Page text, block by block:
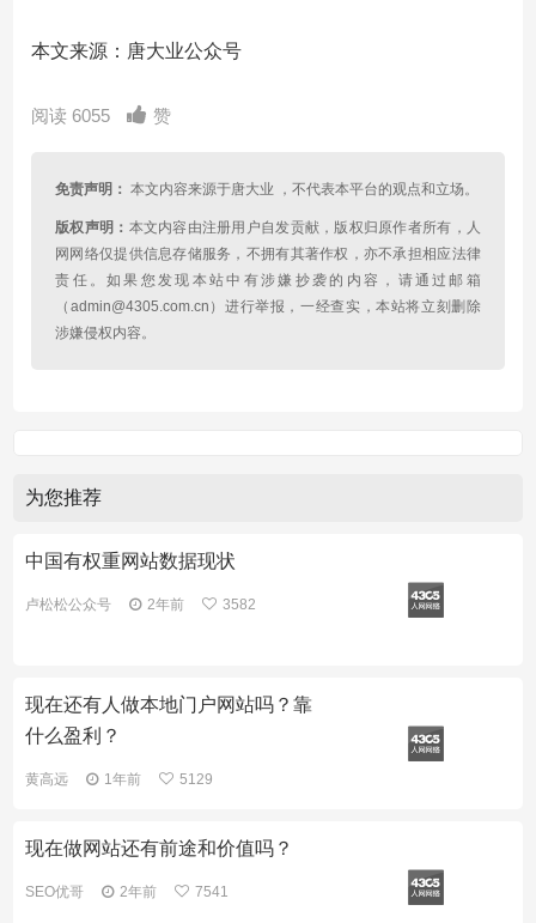
本文来源：唐大业公众号
阅读 6055 赞
免责声明： 本文内容来源于唐大业 ，不代表本平台的观点和立场。
版权声明： 本文内容由注册用户自发贡献，版权归原作者所有，人
网网络仅提供信息存储服务，不拥有其著作权，亦不承担相应法律
责任。如果您发现本站中有涉嫌抄袭的内容，请通过邮箱
（admin@4305.com.cn）进行举报，一经查实，本站将立刻删除
涉嫌侵权内容。
为您推荐
中国有权重网站数据现状
卢松松公众号 2年前 3582
现在还有人做本地门户网站吗？靠
什么盈利？
黄高远 1年前 5129
现在做网站还有前途和价值吗？
SEO优哥 2年前 7541